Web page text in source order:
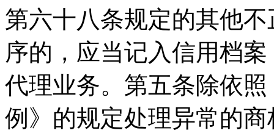
第六十八条规定的其他
序的，应当记入信用档
代理业务。第五条除依
例》的规定处理异常的